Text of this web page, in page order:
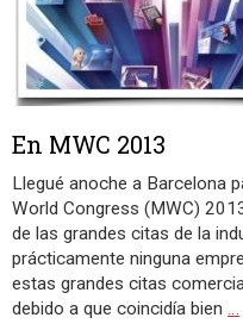
En MWC 2013
Llegué anoche a Barcelona
World Congress (MWC)
de las grandes citas de la
prácticamente ninguna
estas grandes citas
debido a que coincidía bien …